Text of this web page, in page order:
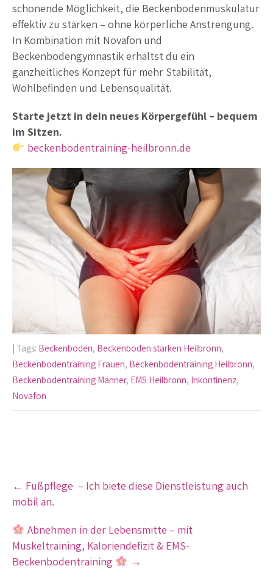
schonende Möglichkeit, die Beckenbodenmuskulatur
effektiv zu stärken – ohne körperliche Anstrengung.
In Kombination mit Novafon und
Beckenbodengymnastik erhältst du ein
ganzheitliches Konzept für mehr Stabilität,
Wohlbefinden und Lebensqualität.
Starte jetzt in dein neues Körpergefühl – bequem
im Sitzen.
beckenbodentraining-heilbronn.de
| Tags: Beckenboden, Beckenboden stärken Heilbronn,
Beckenbodentraining Frauen, Beckenbodentraining Heilbronn,
Beckenbodentraining Männer, EMS Heilbronn, Inkontinenz,
Novafon
Post
navigation
← Fußpflege – Ich biete diese Dienstleistung auch
mobil an.
Abnehmen in der Lebensmitte – mit
Muskeltraining, Kaloriendefizit & EMS-
Beckenbodentraining
→